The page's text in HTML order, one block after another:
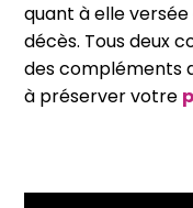
quant à elle versée
décès. Tous deux
des compléments
à préserver votre